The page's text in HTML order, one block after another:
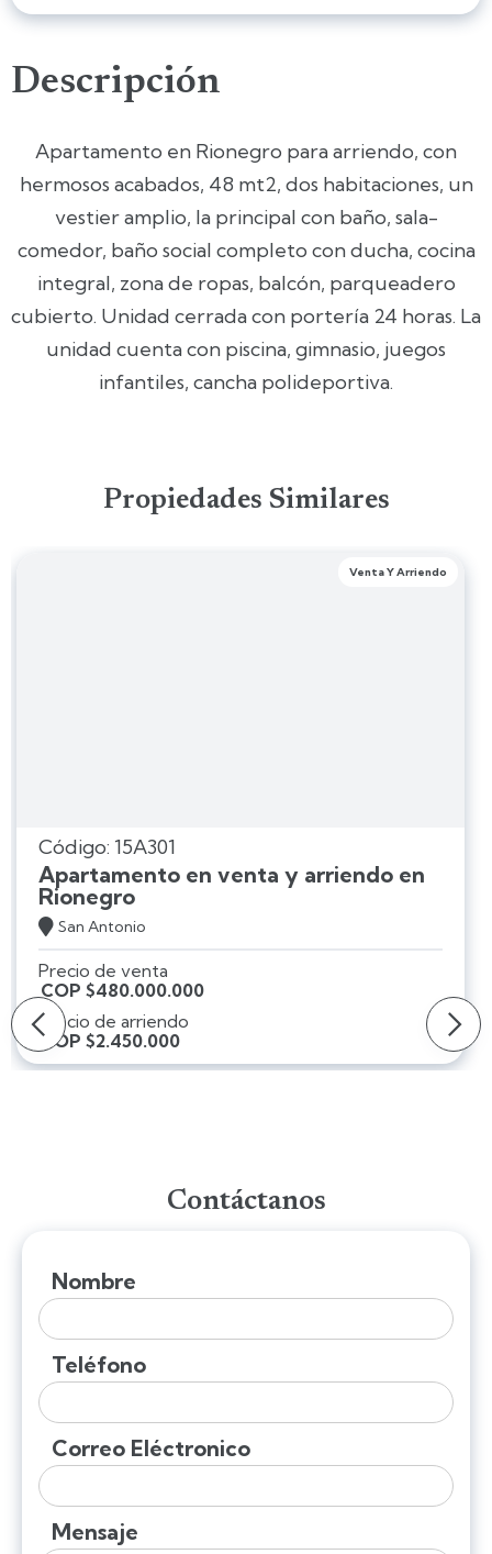
Descripción
Apartamento en Rionegro para arriendo, con
hermosos acabados, 48 mt2, dos habitaciones, un
vestier amplio, la principal con baño, sala-
comedor, baño social completo con ducha, cocina
integral, zona de ropas, balcón, parqueadero
cubierto. Unidad cerrada con portería 24 horas. La
unidad cuenta con piscina, gimnasio, juegos
infantiles, cancha polideportiva.
Propiedades Similares
Venta Y Arriendo
Código: 15A301
Apartamento en venta y arriendo en
Rionegro
 San Antonio
Precio de venta
COP $480.000.000
Precio de arriendo
COP $2.450.000
Contáctanos
Nombre
Teléfono
Correo Eléctronico
Mensaje